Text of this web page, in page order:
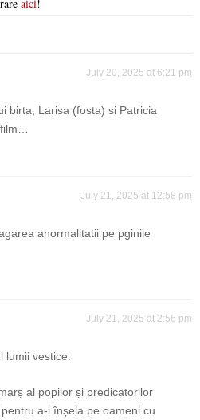
aici!
July 20, 2025 at 6:21 pm
birta, Larisa (fosta) si Patricia
July 21, 2025 at 12:58 pm
anormalitatii pe pginile
July 21, 2025 at 2:56 pm
vestice.
al popilor și predicatorilor
a-i înșela pe oameni cu